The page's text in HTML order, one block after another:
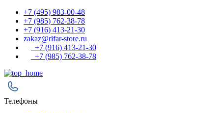
+7 (495) 983-00-48
+7 (985) 762-38-78
+7 (916) 413-21-30
zakaz@rifar-store.ru
+7 (916) 413-21-30
+7 (985) 762-38-78
Телефоны